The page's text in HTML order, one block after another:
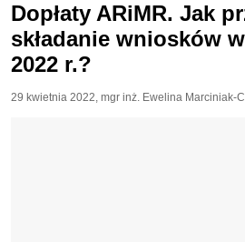
Dopłaty ARiMR. Jak
składanie wniosków
2022 r.?
29 kwietnia 2022, mgr inż. Ewelina Marciniak-